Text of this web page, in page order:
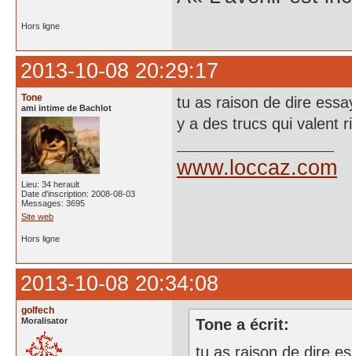
Hors ligne
2013-10-08 20:29:17
Tone
ami intime de Bachlot
Lieu: 34 herault
Date d'inscription: 2008-08-03
Messages: 3695
Site web
tu as raison de dire
y a des trucs qui valent
www.loccaz.com
Hors ligne
2013-10-08 20:34:08
golfech
Moralisator
Tone a écrit:
tu as raison de dire